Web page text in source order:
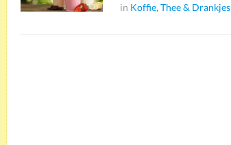
in Koffie, Thee & Drankjes